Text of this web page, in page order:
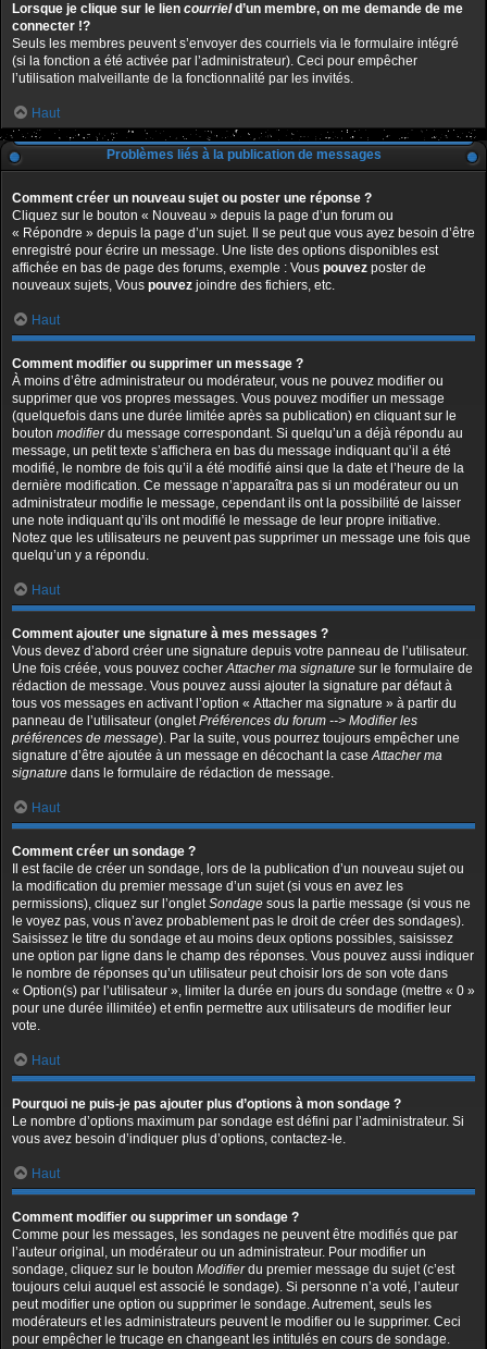
Lorsque je clique sur le lien courrield’un membre, on me demande de me
connecter !?
Seuls les membres peuvent s’envoyer des courriels via le formulaire intégré
(si la fonction a été activée par l’administrateur). Ceci pour empêcher
l’utilisation malveillante de la fonctionnalité par les invités.
Haut
Problèmes liés à la publication de messages
Comment créer un nouveau sujet ou poster une réponse ?
Cliquez sur le bouton « Nouveau » depuis la page d’un forum ou
« Répondre » depuis la page d’un sujet. Il se peut que vous ayez besoin d’être
enregistré pour écrire un message. Une liste des options disponibles est
affichée en bas de page des forums, exemple : Vous pouvez poster de
nouveaux sujets, Vous pouvez joindre des fichiers, etc.
Haut
Comment modifier ou supprimer un message ?
À moins d’être administrateur ou modérateur, vous ne pouvez modifier ou
supprimer que vos propres messages. Vous pouvez modifier un message
(quelquefois dans une durée limitée après sa publication) en cliquant sur le
bouton modifierdu message correspondant. Si quelqu’un a déjà répondu au
message, un petit texte s’affichera en bas du message indiquant qu’il a été
modifié, le nombre de fois qu’il a été modifié ainsi que la date et l’heure de la
dernière modification. Ce message n’apparaîtra pas si un modérateur ou un
administrateur modifie le message, cependant ils ont la possibilité de laisser
une note indiquant qu’ils ont modifié le message de leur propre initiative.
Notez que les utilisateurs ne peuvent pas supprimer un message une fois que
quelqu’un y a répondu.
Haut
Comment ajouter une signature à mes messages ?
Vous devez d’abord créer une signature depuis votre panneau de l’utilisateur.
Une fois créée, vous pouvez cocherAttacher ma signature sur le formulaire de
rédaction de message. Vous pouvez aussi ajouter la signature par défaut à
tous vos messages en activant l’option « Attacher ma signature » à partir du
panneau de l’utilisateur (ongletPréférences du forum --> Modifier les
préférences de message). Par la suite, vous pourrez toujours empêcher une
signature d’être ajoutée à un message en décochant la caseAttacher ma
signature dans le formulaire de rédaction de message.
Haut
Comment créer un sondage ?
Il est facile de créer un sondage, lors de la publication d’un nouveau sujet ou
la modification du premier message d’un sujet (si vous en avez les
permissions), cliquez sur l’ongletSondage sous la partie message (si vous ne
le voyez pas, vous n’avez probablement pas le droit de créer des sondages).
Saisissez le titre du sondage et au moins deux options possibles, saisissez
une option par ligne dans le champ des réponses. Vous pouvez aussi indiquer
le nombre de réponses qu’un utilisateur peut choisir lors de son vote dans
« Option(s) par l’utilisateur », limiter la durée en jours du sondage (mettre « 0 »
pour une durée illimitée) et enfin permettre aux utilisateurs de modifier leur
vote.
Haut
Pourquoi ne puis-je pas ajouter plus d’options à mon sondage ?
Le nombre d’options maximum par sondage est défini par l’administrateur. Si
vous avez besoin d’indiquer plus d’options, contactez-le.
Haut
Comment modifier ou supprimer un sondage ?
Comme pour les messages, les sondages ne peuvent être modifiés que par
l’auteur original, un modérateur ou un administrateur. Pour modifier un
sondage, cliquez sur le bouton Modifierdu premier message du sujet (c’est
toujours celui auquel est associé le sondage). Si personne n’a voté, l’auteur
peut modifier une option ou supprimer le sondage. Autrement, seuls les
modérateurs et les administrateurs peuvent le modifier ou le supprimer. Ceci
pour empêcher le trucage en changeant les intitulés en cours de sondage.